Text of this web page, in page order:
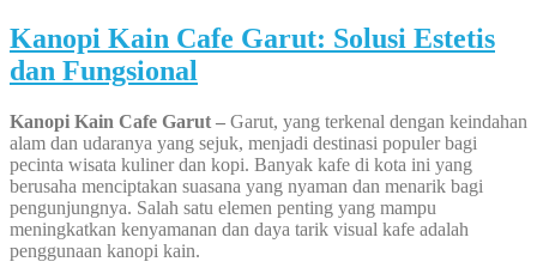
Kanopi Kain Cafe Garut: Solusi Estetis
dan Fungsional
Kanopi Kain Cafe Garut – Garut, yang terkenal dengan keindahan
alam dan udaranya yang sejuk, menjadi destinasi populer bagi
pecinta wisata kuliner dan kopi. Banyak kafe di kota ini yang
berusaha menciptakan suasana yang nyaman dan menarik bagi
pengunjungnya. Salah satu elemen penting yang mampu
meningkatkan kenyamanan dan daya tarik visual kafe adalah
penggunaan kanopi kain.